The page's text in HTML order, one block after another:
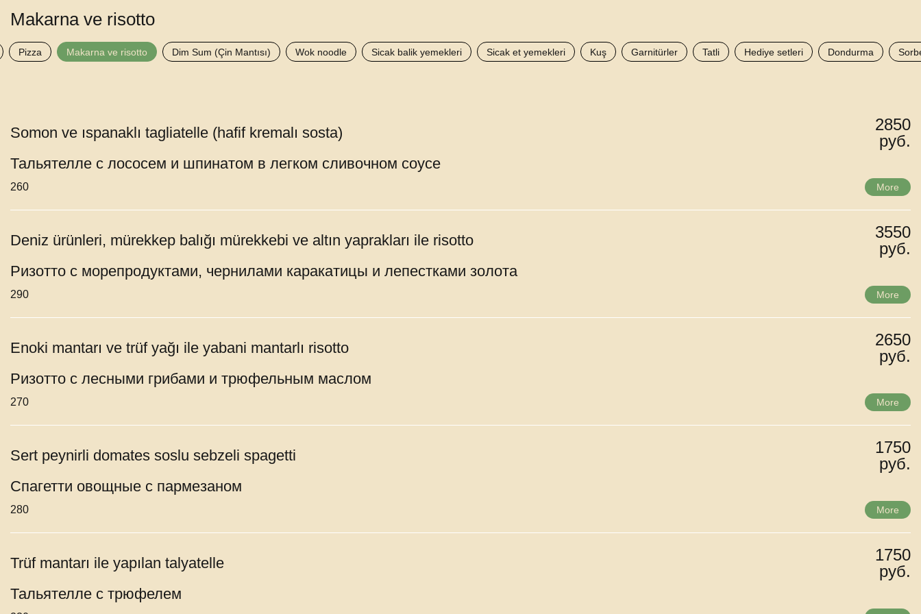
Makarna ve risotto
Pizza Makarna ve risotto Dim Sum (Çin Mantısı) Wok noodle Sicak balik yemekleri Sicak et yemekleri Kuş Garnitürler Tatli Hediye setleri Dondurma
Somon ve ıspanaklı tagliatelle (hafif kremalı sosta)
2850
руб.
Тальятелле с лососем и шпинатом в легком сливочном соусе
260 More
Deniz ürünleri, mürekkep balığı mürekkebi ve altın yaprakları ile risotto
3550
руб.
Ризотто с морепродуктами, чернилами каракатицы и лепестками золота
290 More
Enoki mantarı ve trüf yağı ile yabani mantarlı risotto
2650
руб.
Ризотто с лесными грибами и трюфельным маслом
270 More
Sert peynirli domates soslu sebzeli spagetti
1750
руб.
Спагетти овощные с пармезаном
280 More
Trüf mantarı ile yapılan talyatelle
1750
руб.
Тальятелле с трюфелем